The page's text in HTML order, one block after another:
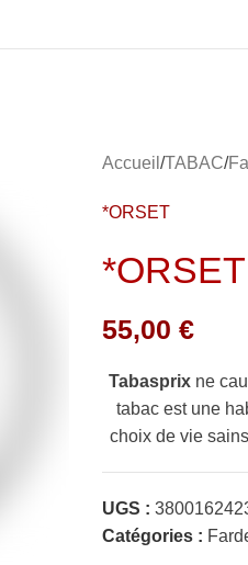
Accueil TABAC
*ORSET
55,00€
Tabasprix ne
tabac est une
choix de vie
UGS :
Catégories :